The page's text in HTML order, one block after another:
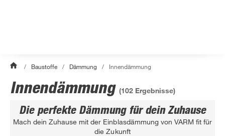
/ Baustoffe / Dämmung / Innendämmung
Innendämmung (102 Ergebnisse)
Die perfekte Dämmung für dein Zuhause
Mach dein Zuhause mit der Einblasdämmung von VARM fit für
die Zukunft